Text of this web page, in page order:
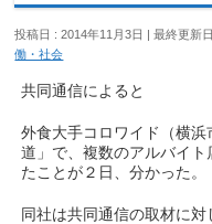
投稿日 : 2014年11月3日 最終更新
働・社会
共同通信によると
外食大手コロワイド（横
道」で、複数のアルバイ
たことが２日、分かった。
同社は共同通信の取材に